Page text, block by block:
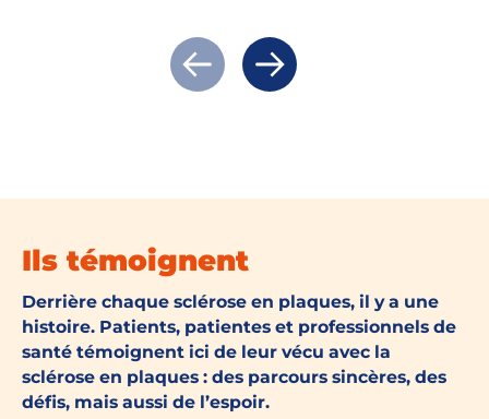
Actualité précédente
Actualité suivante
Ils témoignent
Derrière chaque sclérose en plaques, il y a une
histoire. Patients, patientes et professionnels de
santé témoignent ici de leur vécu avec la
sclérose en plaques : des parcours sincères, des
défis, mais aussi de l’espoir.